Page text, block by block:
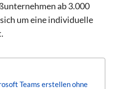
ab 3.000
um eine individuelle
Teams erstellen ohne